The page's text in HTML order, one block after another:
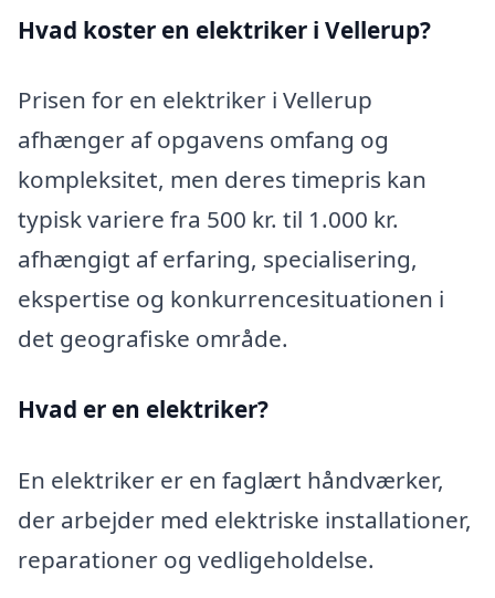
Hvad koster en elektriker i Vellerup?
Prisen for en elektriker i Vellerup
afhænger af opgavens omfang og
kompleksitet, men deres timepris kan
typisk variere fra 500 kr. til 1.000 kr.
afhængigt af erfaring, specialisering,
ekspertise og konkurrencesituationen i
det geografiske område.
Hvad er en elektriker?
En elektriker er en faglært håndværker,
der arbejder med elektriske installationer,
reparationer og vedligeholdelse.